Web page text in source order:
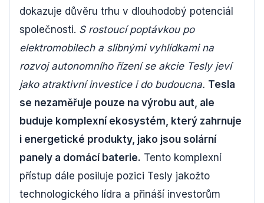
dokazuje důvěru trhu v dlouhodobý potenciál
společnosti. S rostoucí poptávkou po
elektromobilech a slibnými vyhlídkami na
rozvoj autonomního řízení se akcie Tesly jeví
jako atraktivní investice i do budoucna. Tesla
se nezaměřuje pouze na výrobu aut, ale
buduje komplexní ekosystém, který zahrnuje
i energetické produkty, jako jsou solární
panely a domácí baterie. Tento komplexní
přístup dále posiluje pozici Tesly jakožto
technologického lídra a přináší investorům